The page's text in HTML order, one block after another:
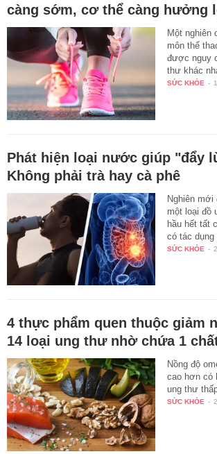
càng sớm, cơ thể càng hưởng
Một nghiên
môn thể
được nguy
thư khác
SỨC KHỎE -
Phát hiện loại nước giúp "đẩy
Không phải trà hay cà phê
Nghiên mới
một loại đồ
hầu hết tất
có tác
SỨC KHỎE -
4 thực phẩm quen thuộc giảm
14 loại ung thư nhờ chứa 1
Nồng độ
cao hơn có
ung thư
SỨC KHỎE -